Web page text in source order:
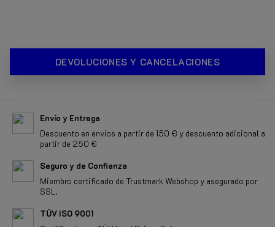
DEVOLUCIONES Y CANCELACIONES
Envío y Entrega
Descuento en envíos a partir de 150 € y descuento adicional a
partir de 250 €
Seguro y de Confianza
Miembro certificado de Trustmark Webshop y asegurado por
SSL.
TÜV ISO 9001